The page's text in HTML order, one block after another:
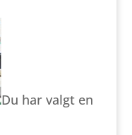
Du har valgt en